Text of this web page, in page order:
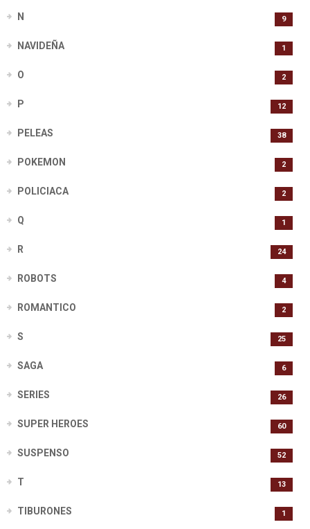
N 9
NAVIDEÑA 1
O 2
P 12
PELEAS 38
POKEMON 2
POLICIACA 2
Q 1
R 24
ROBOTS 4
ROMANTICO 2
S 25
SAGA 6
SERIES 26
SUPER HEROES 60
SUSPENSO 52
T 13
TIBURONES 1